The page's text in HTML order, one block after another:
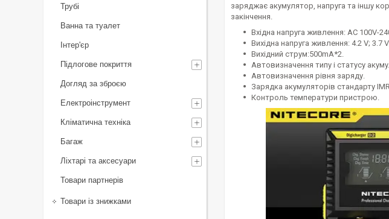
заряджає акумулятор, напруга та іншу
закінчення.
Вхідна напруга живлення: AC 100V-
Вихідна напруга живлення: 4.2 V; 3.7
Вихідний струм:500mA*2.
Автовизначення типу і статусу
Автовизначення рівня заряду.
Зарядка акумуляторів стандарту
Контроль температури пристрою.
Трубі
Ванна та туалет
Інтер'єр
Підлогове покриття
Догляд за зброєю
Електроінструмент
Кліматична техніка
Багаж
Ліхтарі та аксесуари
Товари партнерів
Товари із знижками